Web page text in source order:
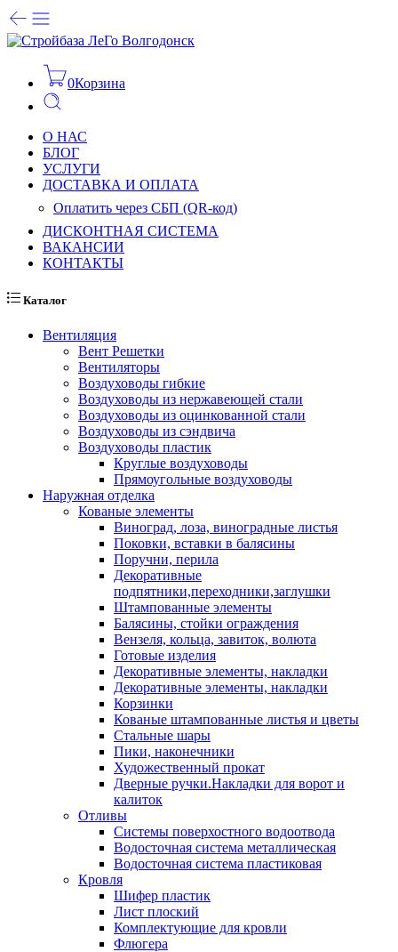
0Корзина
О НАС
БЛОГ
УСЛУГИ
ДОСТАВКА И ОПЛАТА
Оплатить через СБП (QR-код)
ДИСКОНТНАЯ СИСТЕМА
ВАКАНСИИ
КОНТАКТЫ
Каталог
Вентиляция
Вент Решетки
Вентиляторы
Воздуховоды гибкие
Воздуховоды из нержавеющей стали
Воздуховоды из оцинкованной стали
Воздуховоды из сэндвича
Воздуховоды пластик
Круглые воздуховоды
Прямоугольные воздуховоды
Наружная отделка
Кованые элементы
Виноград, лоза, виноградные листья
Поковки, вставки в балясины
Поручни, перила
Декоративные
подпятники,переходники,заглушки
Штампованные элементы
Балясины, стойки ограждения
Вензеля, кольца, завиток, волюта
Готовые изделия
Декоративные элементы, накладки
Декоративные элементы, накладки
Корзинки
Кованые штампованные листья и цветы
Стальные шары
Пики, наконечники
Художественный прокат
Дверные ручки.Накладки для ворот и
калиток
Отливы
Системы поверхостного водоотвода
Водосточная система металлическая
Водосточная система пластиковая
Кровля
Шифер пластик
Лист плоский
Комплектующие для кровли
Флюгера